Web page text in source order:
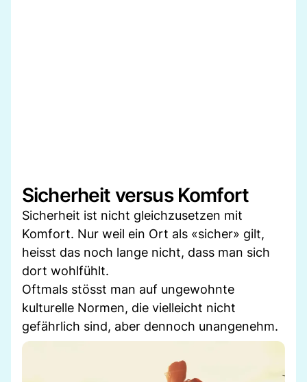
Sicherheit versus Komfort
Sicherheit ist nicht gleichzusetzen mit
Komfort. Nur weil ein Ort als «sicher» gilt,
heisst das noch lange nicht, dass man sich
dort wohlfühlt.
Oftmals stösst man auf ungewohnte
kulturelle Normen, die vielleicht nicht
gefährlich sind, aber dennoch unangenehm.